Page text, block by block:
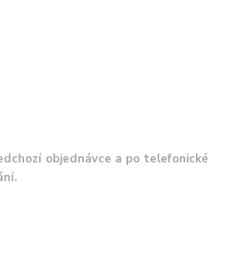
objednávce a po telefonické